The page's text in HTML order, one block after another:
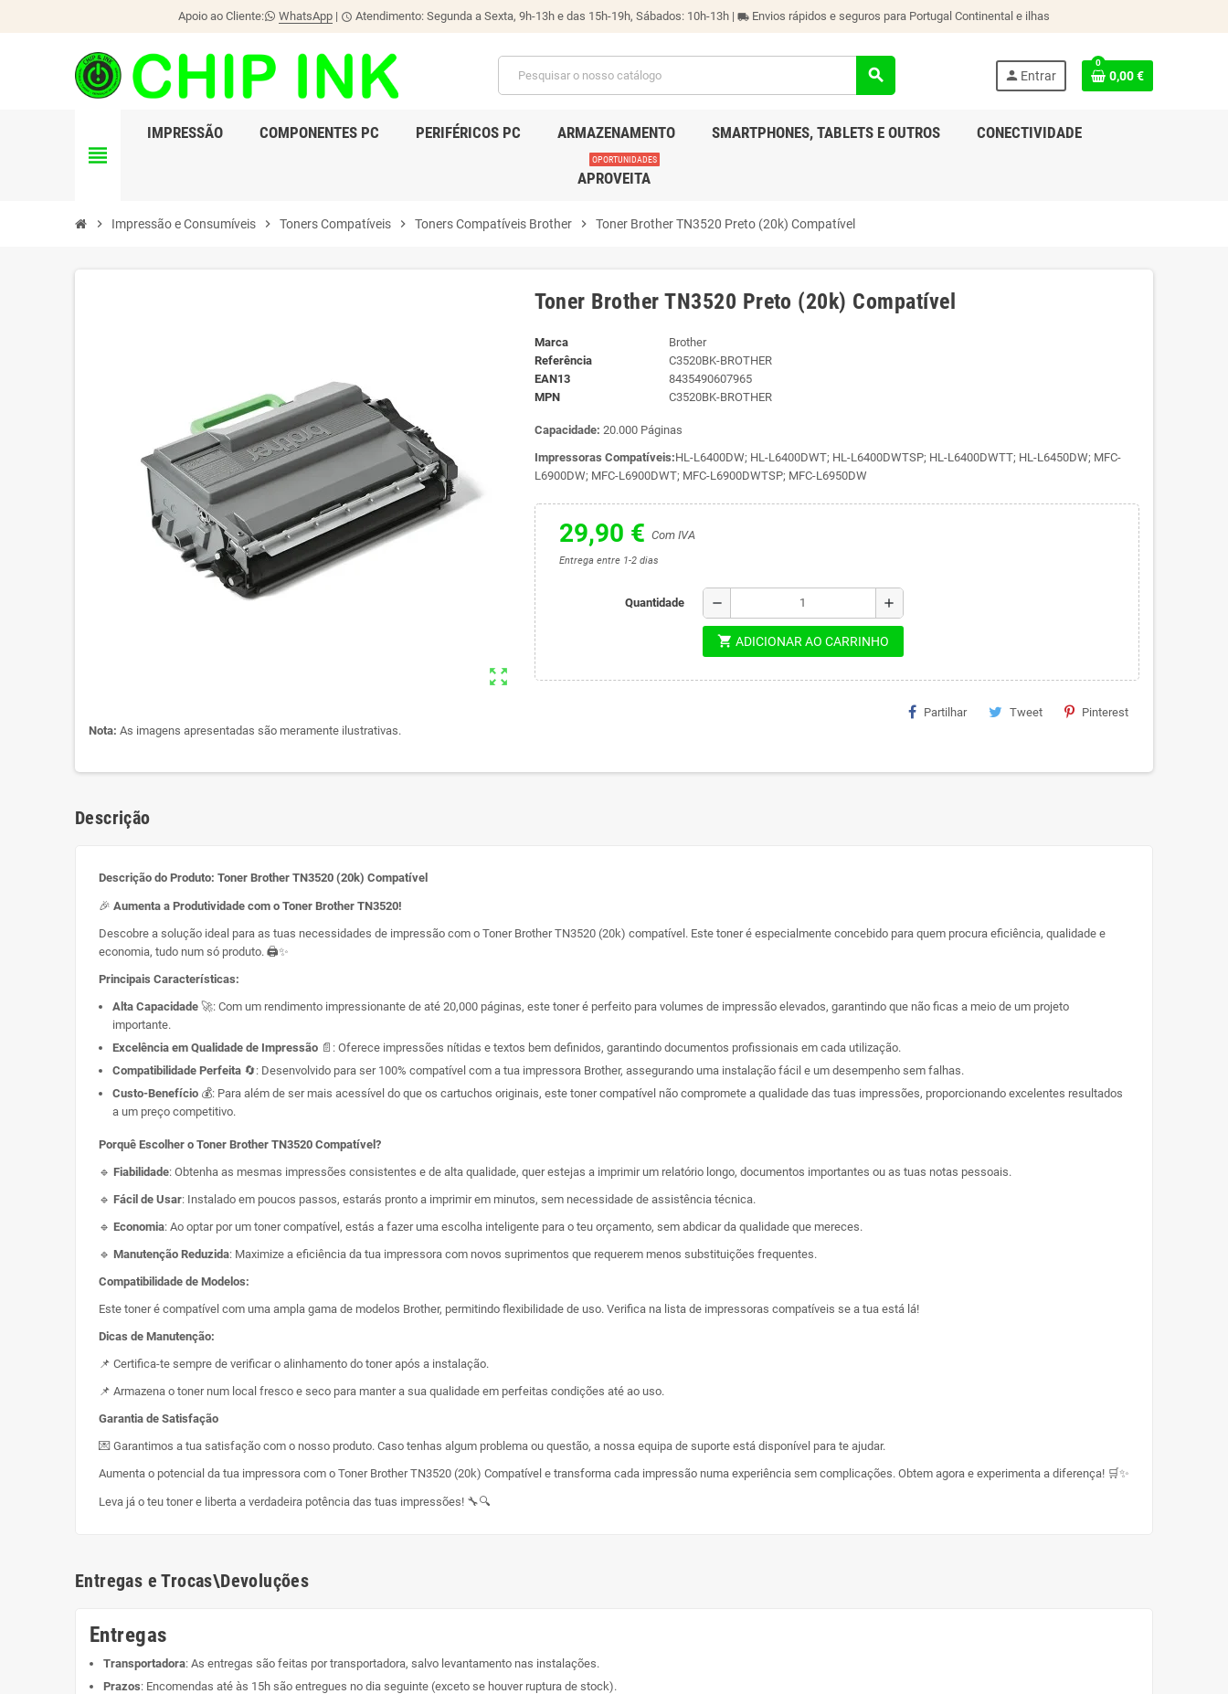
Apoio ao Cliente: WhatsApp | schedule Atendimento: Segunda a Sexta, 9h-13h e das 15h-19h, Sábados: 10h-13h | local_shipping Envios rápidos e seguros para Portugal Continental e ilhas
search person Entrar
0
0,00 €
view_headline
IMPRESSÃO COMPONENTES PC PERIFÉRICOS PC ARMAZENAMENTO SMARTPHONES, TABLETS E OUTROS CONECTIVIDADE
APROVEITA
OPORTUNIDADES
chevron_right Impressão e Consumíveis chevron_right Toners Compatíveis chevron_right Toners Compatíveis Brother chevron_right Toner Brother TN3520 Preto (20k) Compatível
zoom_out_map
Nota: As imagens apresentadas são meramente ilustrativas.
Toner Brother TN3520 Preto (20k) Compatível
Marca
Brother
Referência
C3520BK-BROTHER
EAN13
8435490607965
MPN
C3520BK-BROTHER
Capacidade: 20.000 Páginas
Impressoras Compatíveis:HL-L6400DW; HL-L6400DWT; HL-L6400DWTSP; HL-L6400DWTT; HL-L6450DW; MFC-
L6900DW; MFC-L6900DWT; MFC-L6900DWTSP; MFC-L6950DW
29,90 € Com IVA
Entrega entre 1-2 dias
Quantidade remove add
shopping_cart ADICIONAR AO CARRINHO
Partilhar Tweet Pinterest
Descrição
Descrição do Produto: Toner Brother TN3520 (20k) Compatível
🎉 Aumenta a Produtividade com o Toner Brother TN3520!
Descobre a solução ideal para as tuas necessidades de impressão com o Toner Brother TN3520 (20k) compatível. Este toner é especialmente concebido para quem procura eficiência, qualidade e
economia, tudo num só produto. 🖨️✨
Principais Características:
Alta Capacidade 🚀: Com um rendimento impressionante de até 20,000 páginas, este toner é perfeito para volumes de impressão elevados, garantindo que não ficas a meio de um projeto
importante.
Excelência em Qualidade de Impressão 📄: Oferece impressões nítidas e textos bem definidos, garantindo documentos profissionais em cada utilização.
Compatibilidade Perfeita 🔄: Desenvolvido para ser 100% compatível com a tua impressora Brother, assegurando uma instalação fácil e um desempenho sem falhas.
Custo-Benefício 💰: Para além de ser mais acessível do que os cartuchos originais, este toner compatível não compromete a qualidade das tuas impressões, proporcionando excelentes resultados
a um preço competitivo.
Porquê Escolher o Toner Brother TN3520 Compatível?
🔹 Fiabilidade: Obtenha as mesmas impressões consistentes e de alta qualidade, quer estejas a imprimir um relatório longo, documentos importantes ou as tuas notas pessoais.
🔹 Fácil de Usar: Instalado em poucos passos, estarás pronto a imprimir em minutos, sem necessidade de assistência técnica.
🔹 Economia: Ao optar por um toner compatível, estás a fazer uma escolha inteligente para o teu orçamento, sem abdicar da qualidade que mereces.
🔹 Manutenção Reduzida: Maximize a eficiência da tua impressora com novos suprimentos que requerem menos substituições frequentes.
Compatibilidade de Modelos:
Este toner é compatível com uma ampla gama de modelos Brother, permitindo flexibilidade de uso. Verifica na lista de impressoras compatíveis se a tua está lá!
Dicas de Manutenção:
📌 Certifica-te sempre de verificar o alinhamento do toner após a instalação.
📌 Armazena o toner num local fresco e seco para manter a sua qualidade em perfeitas condições até ao uso.
Garantia de Satisfação
💌 Garantimos a tua satisfação com o nosso produto. Caso tenhas algum problema ou questão, a nossa equipa de suporte está disponível para te ajudar.
Aumenta o potencial da tua impressora com o Toner Brother TN3520 (20k) Compatível e transforma cada impressão numa experiência sem complicações. Obtem agora e experimenta a diferença! 🛒✨
Leva já o teu toner e liberta a verdadeira potência das tuas impressões! 🔧🔍
Entregas e Trocas\Devoluções
Entregas
Transportadora: As entregas são feitas por transportadora, salvo levantamento nas instalações.
Prazos: Encomendas até às 15h são entregues no dia seguinte (exceto se houver ruptura de stock).